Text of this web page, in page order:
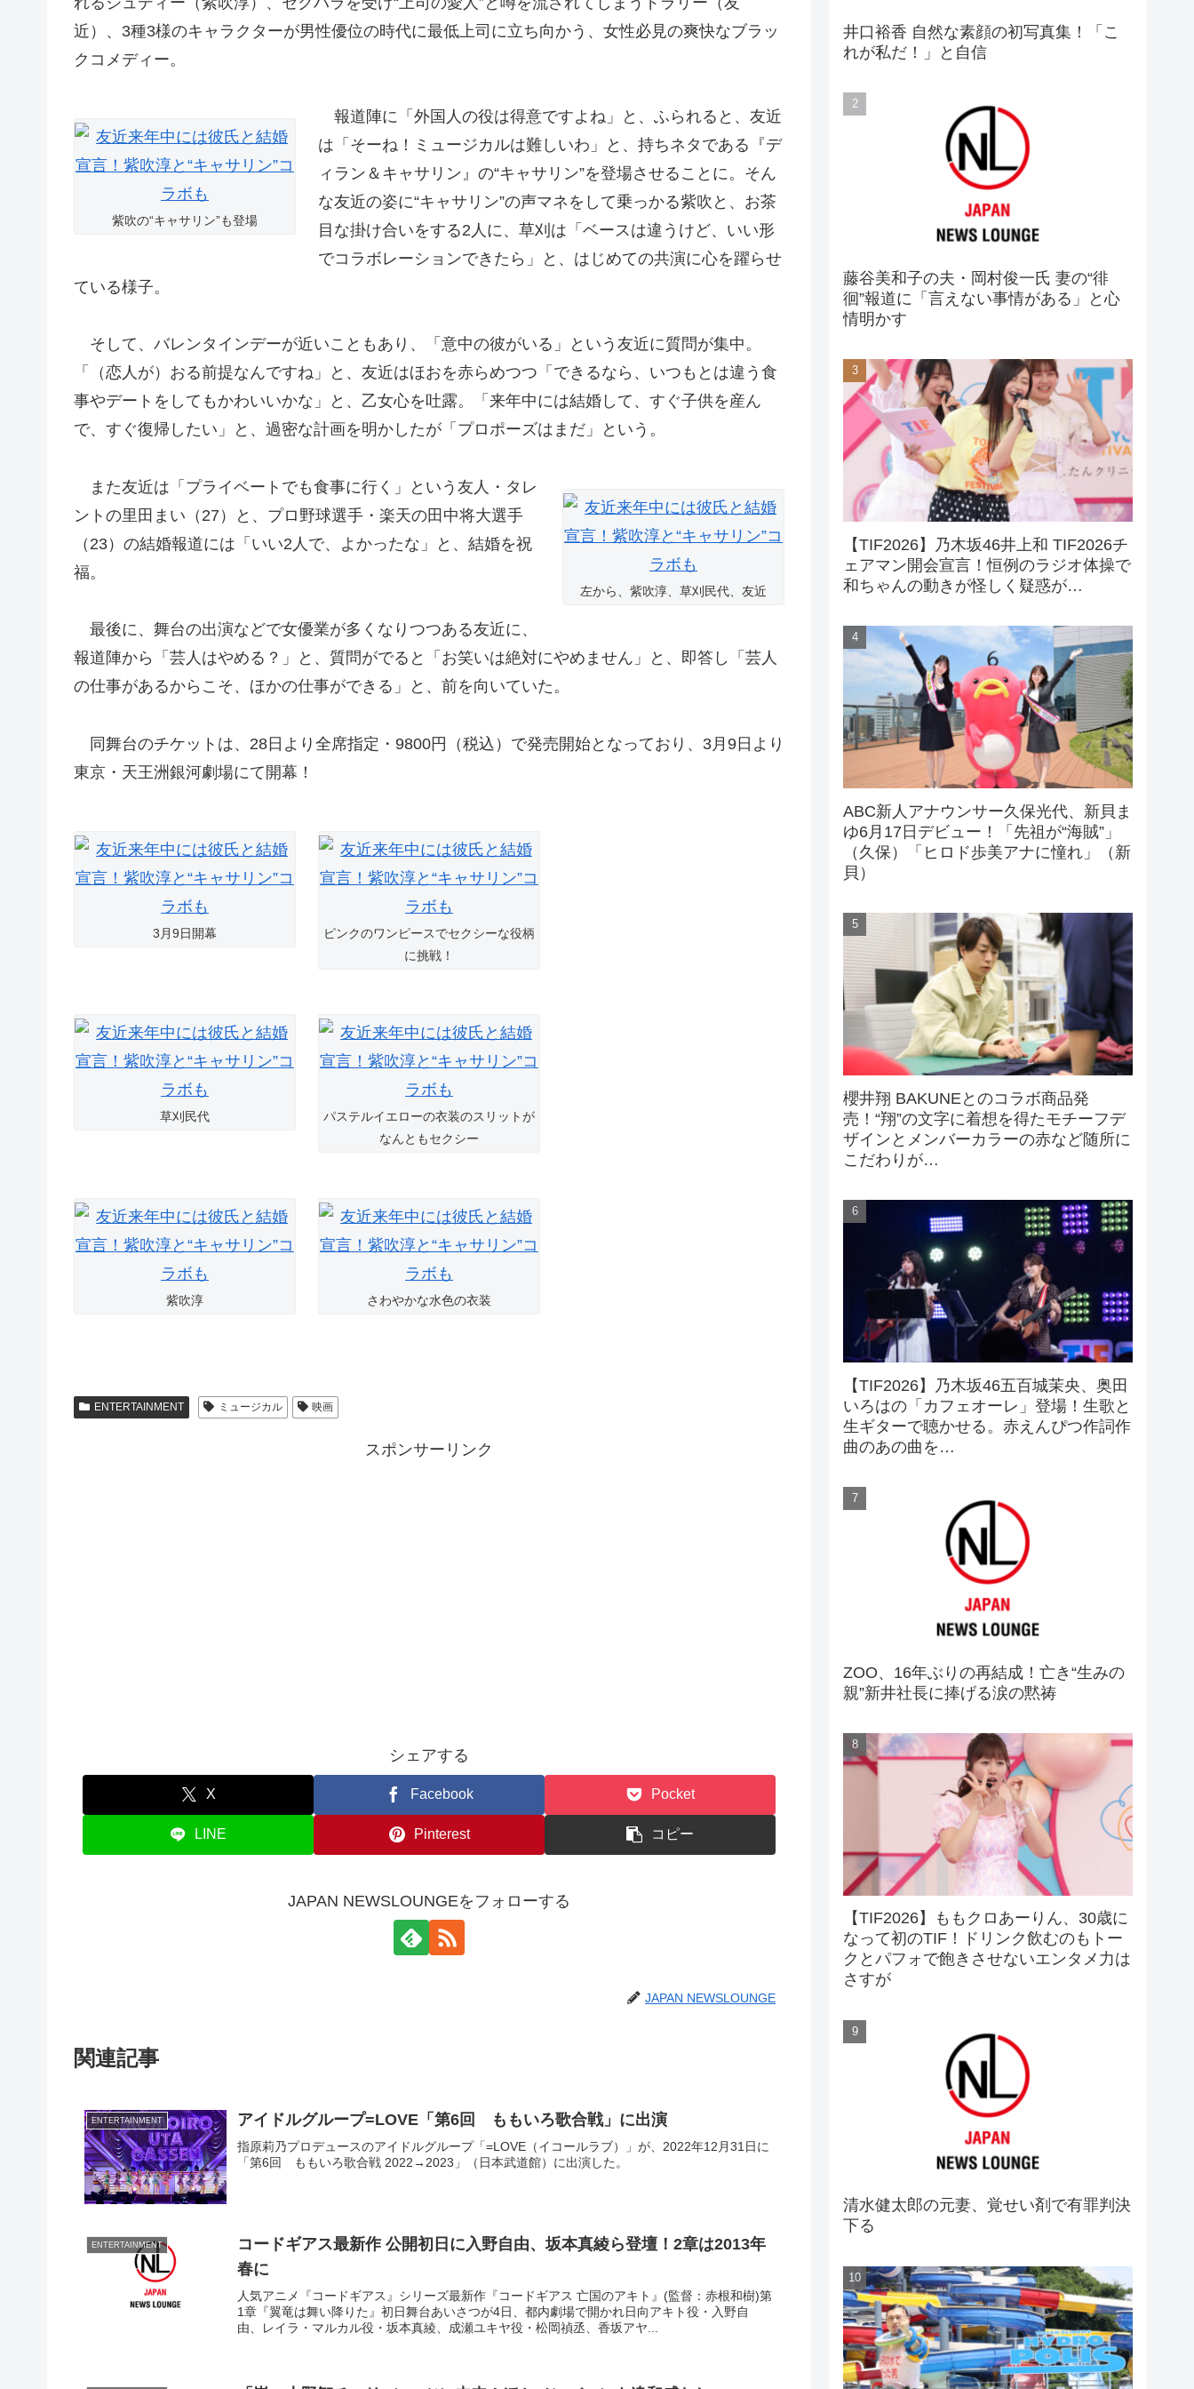
近）、3種3様のキャラクターが男性優位の時代に最低上司に立ち向かう、女性必見の爽快なブラッ
クコメディー。
紫吹の“キャサリン”も登場
報道陣に「外国人の役は得意ですよね」と、ふられると、友近
は「そーね！ミュージカルは難しいわ」と、持ちネタである『デ
ィラン＆キャサリン』の“キャサリン”を登場させることに。そん
な友近の姿に“キャサリン”の声マネをして乗っかる紫吹と、お茶
目な掛け合いをする2人に、草刈は「ベースは違うけど、いい形
でコラボレーションできたら」と、はじめての共演に心を躍らせ
ている様子。
そして、バレンタインデーが近いこともあり、「意中の彼がいる」という友近に質問が集中。
「（恋人が）おる前提なんですね」と、友近はほおを赤らめつつ「できるなら、いつもとは違う食
事やデートをしてもかわいいかな」と、乙女心を吐露。「来年中には結婚して、すぐ子供を産ん
で、すぐ復帰したい」と、過密な計画を明かしたが「プロポーズはまだ」という。
左から、紫吹淳、草刈民代、友近
また友近は「プライベートでも食事に行く」という友人・タレ
ントの里田まい（27）と、プロ野球選手・楽天の田中将大選手
（23）の結婚報道には「いい2人で、よかったな」と、結婚を祝
福。
最後に、舞台の出演などで女優業が多くなりつつある友近に、
報道陣から「芸人はやめる？」と、質問がでると「お笑いは絶対にやめません」と、即答し「芸人
の仕事があるからこそ、ほかの仕事ができる」と、前を向いていた。
同舞台のチケットは、28日より全席指定・9800円（税込）で発売開始となっており、3月9日より
東京・天王洲銀河劇場にて開幕！
3月9日開幕
ピンクのワンピースでセクシーな役柄
に挑戦！
草刈民代
パステルイエローの衣装のスリットが
なんともセクシー
紫吹淳 さわやかな水色の衣装
ENTERTAINMENT ミュージカル 映画
スポンサーリンク
シェアする
X Facebook Pocket
LINE Pinterest コピー
JAPAN NEWSLOUNGEをフォローする
JAPAN NEWSLOUNGE
関連記事
ENTERTAINMENT アイドルグループ=LOVE「第6回 ももいろ歌合戦」に出演
指原莉乃プロデュースのアイドルグループ「=LOVE（イコールラブ）」が、2022年12月31日に
「第6回 ももいろ歌合戦 2022→2023」（日本武道館）に出演した。
ENTERTAINMENT
コードギアス最新作 公開初日に入野自由、坂本真綾ら登壇！2章は2013年
春に
人気アニメ『コードギアス』シリーズ最新作『コードギアス 亡国のアキト』(監督：赤根和樹)第
1章『翼竜は舞い降りた』初日舞台あいさつが4日、都内劇場で開かれ日向アキト役・入野自
由、レイラ・マルカル役・坂本真綾、成瀬ユキヤ役・松岡禎丞、香坂アヤ...
井口裕香 自然な素顔の初写真集！「こ
れが私だ！」と自信
藤谷美和子の夫・岡村俊一氏 妻の“徘
徊”報道に「言えない事情がある」と心
情明かす
【TIF2026】乃木坂46井上和 TIF2026チ
ェアマン開会宣言！恒例のラジオ体操で
和ちゃんの動きが怪しく疑惑が…
ABC新人アナウンサー久保光代、新貝ま
ゆ6月17日デビュー！「先祖が“海賊”」
（久保）「ヒロド歩美アナに憧れ」（新
貝）
櫻井翔 BAKUNEとのコラボ商品発
売！“翔”の文字に着想を得たモチーフデ
ザインとメンバーカラーの赤など随所に
こだわりが…
【TIF2026】乃木坂46五百城茉央、奥田
いろはの「カフェオーレ」登場！生歌と
生ギターで聴かせる。赤えんぴつ作詞作
曲のあの曲を…
ZOO、16年ぶりの再結成！亡き“生みの
親”新井社長に捧げる涙の黙祷
【TIF2026】ももクロあーりん、30歳に
なって初のTIF！ドリンク飲むのもトー
クとパフォで飽きさせないエンタメ力は
さすが
清水健太郎の元妻、覚せい剤で有罪判決
下る